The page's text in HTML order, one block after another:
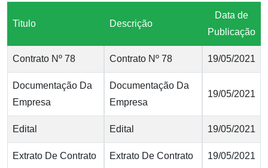
Titulo Descrição
Data de
Publicação
Contrato Nº 78 Contrato Nº 78 19/05/2021
Documentação Da
Empresa
Documentação Da
Empresa
19/05/2021
Edital Edital 19/05/2021
Extrato De Contrato Extrato De Contrato 19/05/2021